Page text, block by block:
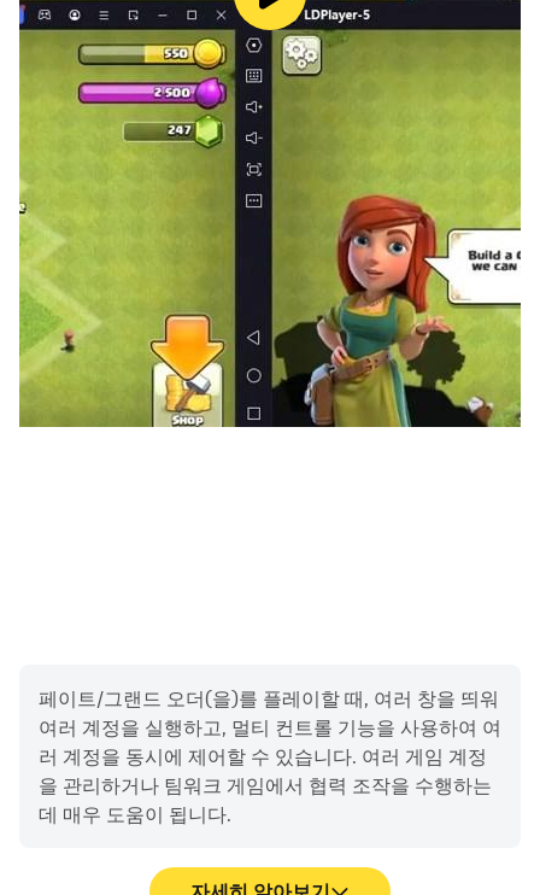
페이스북: https://www.facebook.com/FateGO.KR
트위터: https://twitter.com/FateGO_KR
최신 페그오 소식을 만나보세요.
[접근권한 안내]
▶ 필수적 접근권한
- 없음
▶ 선택적 접근권한
- 알림(Android 13 이상)
: 푸시 알림 수신 시 사용합니다.
※ 접근권한에 동의하지 않아도 서비스 이용이 가능합니다.
▷▷상품 정보 및 이용 조건 안내◁◁
유의하십시오! 페이트/그랜드오더는 무료로 다운로드 및 재
생할 수 있지만 일부 게임 항목은 실제 돈으로 구입할 수도
있습니다. 이 기능을 사용하지 않으려면 기기 설정에서 사용
페이트/그랜드 오더(을)를 플레이할 때, 여러 창을 띄워
여러 계정을 실행하고, 멀티 컨트롤 기능을 사용하여 여
러 계정을 동시에 제어할 수 있습니다. 여러 게임 계정
을 관리하거나 팀워크 게임에서 협력 조작을 수행하는
데 매우 도움이 됩니다.